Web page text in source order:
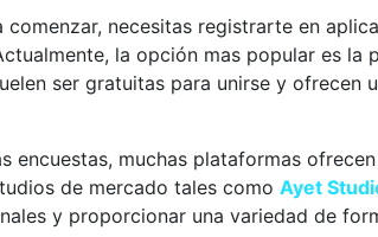
comenzar, necesitas registrarte en
la opción mas popular es la
ser gratuitas para unirse y ofrecen
encuestas, muchas plataformas
de mercado tales como Ayet
y proporcionar una variedad de